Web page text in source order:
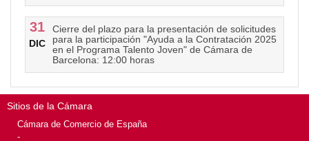
31
DIC
Cierre del plazo para la presentación de solicitudes
para la participación "Ayuda a la Contratación 2025
en el Programa Talento Joven" de Cámara de
Barcelona: 12:00 horas
Sitios de la Cámara
Cámara de Comercio de España
-